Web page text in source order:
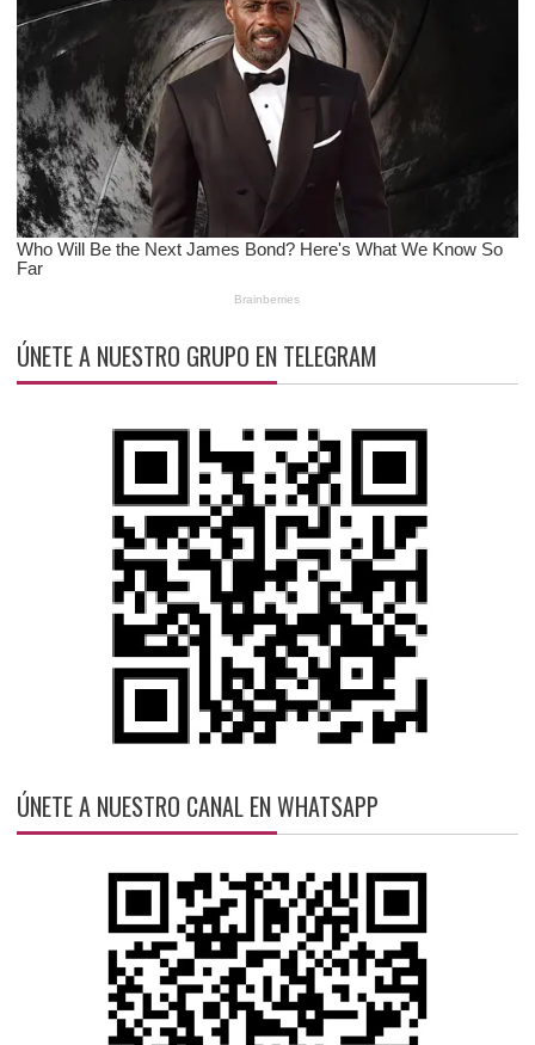
ÚNETE A NUESTRO GRUPO EN TELEGRAM
ÚNETE A NUESTRO CANAL EN WHATSAPP